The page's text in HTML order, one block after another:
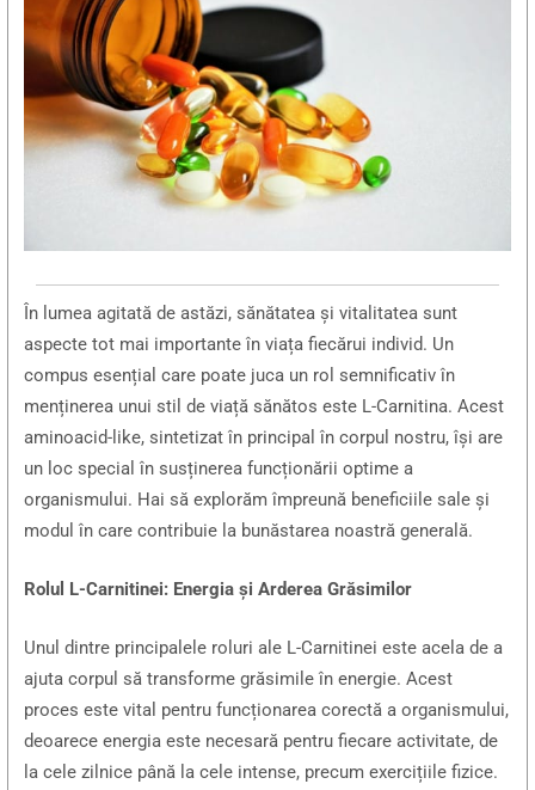
În lumea agitată de astăzi, sănătatea și vitalitatea sunt
aspecte tot mai importante în viața fiecărui individ. Un
compus esențial care poate juca un rol semnificativ în
menținerea unui stil de viață sănătos este L-Carnitina. Acest
aminoacid-like, sintetizat în principal în corpul nostru, își are
un loc special în susținerea funcționării optime a
organismului. Hai să explorăm împreună beneficiile sale și
modul în care contribuie la bunăstarea noastră generală.
Rolul L-Carnitinei: Energia și Arderea Grăsimilor
Unul dintre principalele roluri ale L-Carnitinei este acela de a
ajuta corpul să transforme grăsimile în energie. Acest
proces este vital pentru funcționarea corectă a organismului,
deoarece energia este necesară pentru fiecare activitate, de
la cele zilnice până la cele intense, precum exercițiile fizice.